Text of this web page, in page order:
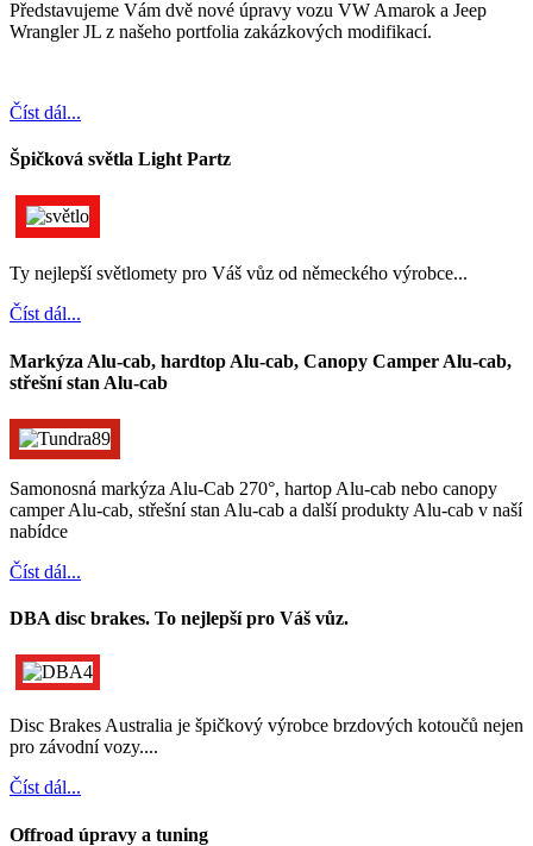
Představujeme Vám dvě nové úpravy vozu VW Amarok a Jeep
Wrangler JL z našeho portfolia zakázkových modifikací.
Číst dál...
Špičková světla Light Partz
Ty nejlepší světlomety pro Váš vůz od německého výrobce...
Číst dál...
Markýza Alu-cab, hardtop Alu-cab, Canopy Camper Alu-cab,
střešní stan Alu-cab
Samonosná markýza Alu-Cab 270°, hartop Alu-cab nebo canopy
camper Alu-cab, střešní stan Alu-cab a další produkty Alu-cab v naší
nabídce
Číst dál...
DBA disc brakes. To nejlepší pro Váš vůz.
Disc Brakes Australia je špičkový výrobce brzdových kotoučů nejen
pro závodní vozy....
Číst dál...
Offroad úpravy a tuning